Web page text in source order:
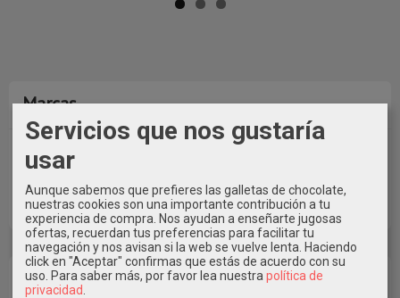
Marcas
Costes de Envío
Servicios que nos gustaría
usar
Aunque sabemos que prefieres las galletas de chocolate,
nuestras cookies son una importante contribución a tu
experiencia de compra. Nos ayudan a enseñarte jugosas
ofertas, recuerdan tus preferencias para facilitar tu
navegación y nos avisan si la web se vuelve lenta. Haciendo
click en "Aceptar" confirmas que estás de acuerdo con su
uso. Para saber más, por favor lea nuestra política de
privacidad